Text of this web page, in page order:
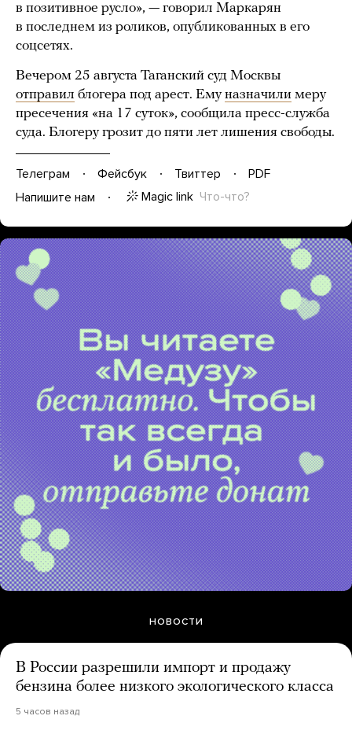
в позитивное русло», — говорил Маркарян
в последнем из роликов, опубликованных в его
соцсетях.
Вечером 25 августа Таганский суд Москвы
отправил блогера под арест. Емуназначили меру
пресечения «на 17 суток», сообщила пресс-служба
суда. Блогеру грозит до пяти лет лишения свободы.
Телеграм Фейсбук Твиттер
PDF
Напишите нам
Magic link Что-что?
НОВОСТИ
В России разрешили импорт и продажу
бензина более низкого экологического класса
5 часов назад